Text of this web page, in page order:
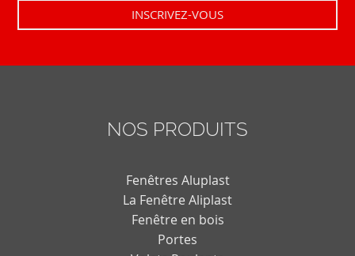
NOS PRODUITS
Fenêtres Aluplast
La Fenêtre Aliplast
Fenêtre en bois
Portes